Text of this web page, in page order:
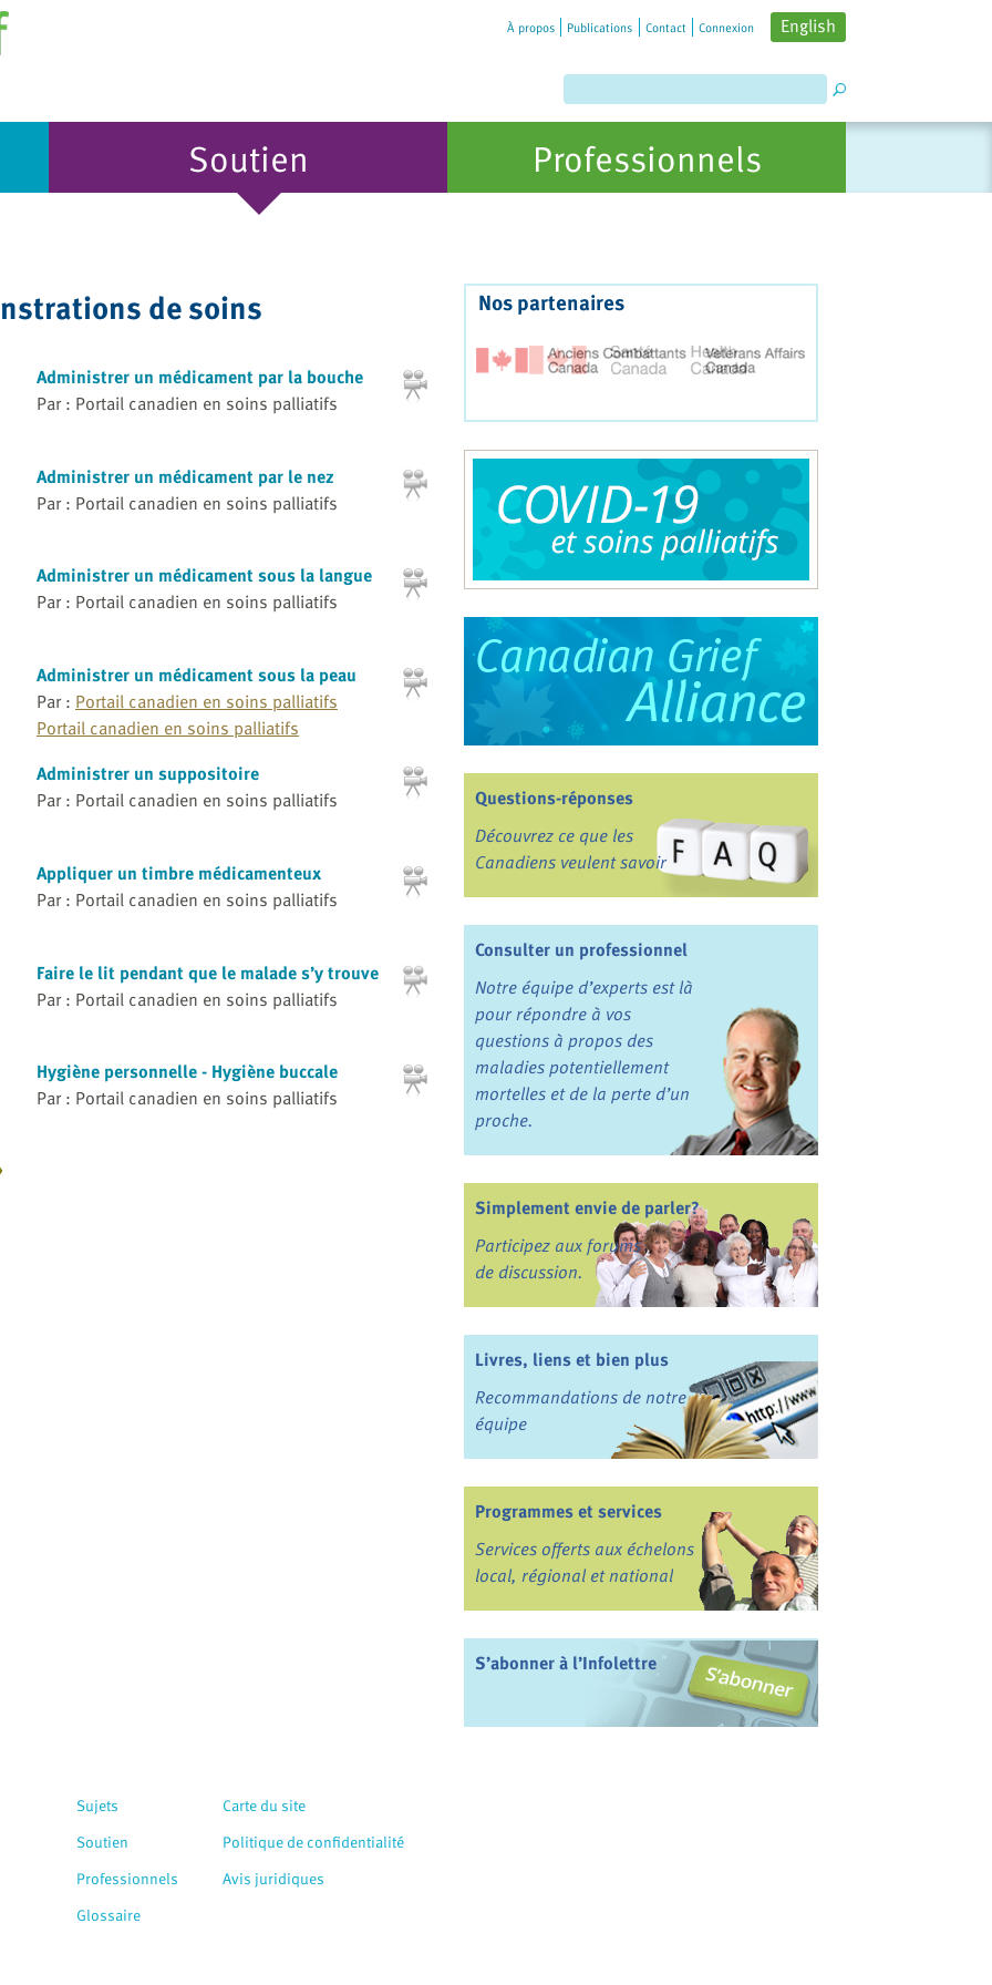
À propos Publications Contact Connexion English
Soutien Professionnels
de soins
Administrer un médicament par la bouche
Par : Portail canadien en soins palliatifs
Administrer un médicament par le nez
Par : Portail canadien en soins palliatifs
Administrer un médicament sous la langue
Par : Portail canadien en soins palliatifs
Administrer un médicament sous la peau
Par : Portail canadien en soins palliatifs
Portail canadien en soins palliatifs
Administrer un suppositoire
Par : Portail canadien en soins palliatifs
Appliquer un timbre médicamenteux
Par : Portail canadien en soins palliatifs
Faire le lit pendant que le malade s’y trouve
Par : Portail canadien en soins palliatifs
Hygiène personnelle - Hygiène buccale
Par : Portail canadien en soins palliatifs
Nos partenaires
Questions-réponses
Découvrez ce que les
Canadiens veulent savoir
Consulter un professionnel
Notre équipe d’experts est là
pour répondre à vos
questions à propos des
maladies potentiellement
mortelles et de la perte d’un
proche.
Simplement envie de parler?
Participez aux forums
de discussion.
Livres, liens et bien plus
Recommandations de notre
équipe
Programmes et services
Services offerts aux échelons
local, régional et national
S’abonner à l’Infolettre
Sujets
Soutien
Professionnels
Glossaire
Carte du site
Politique de confidentialité
Avis juridiques